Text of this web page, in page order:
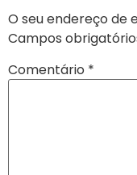
O seu endereço de
Campos
Comentário *